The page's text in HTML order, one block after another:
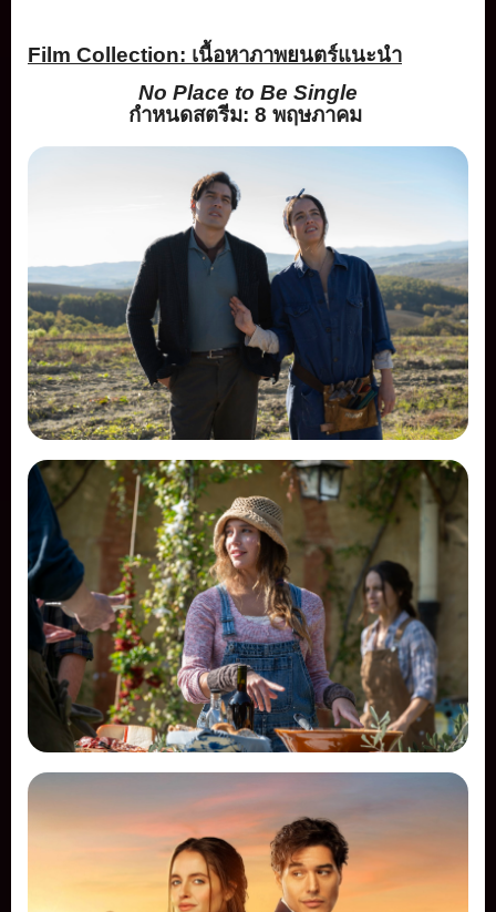
Film Collection: เนื้อหาภาพยนตร์แนะนำ
No Place to Be Single
กำหนดสตรีม: 8 พฤษภาคม